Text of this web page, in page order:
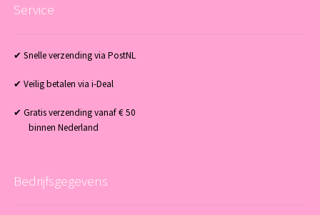
Service
✔ Snelle verzending via PostNL
✔ Veilig betalen via i-Deal
✔ Gratis verzending vanaf € 50
binnen Nederland
Bedrijfsgegevens